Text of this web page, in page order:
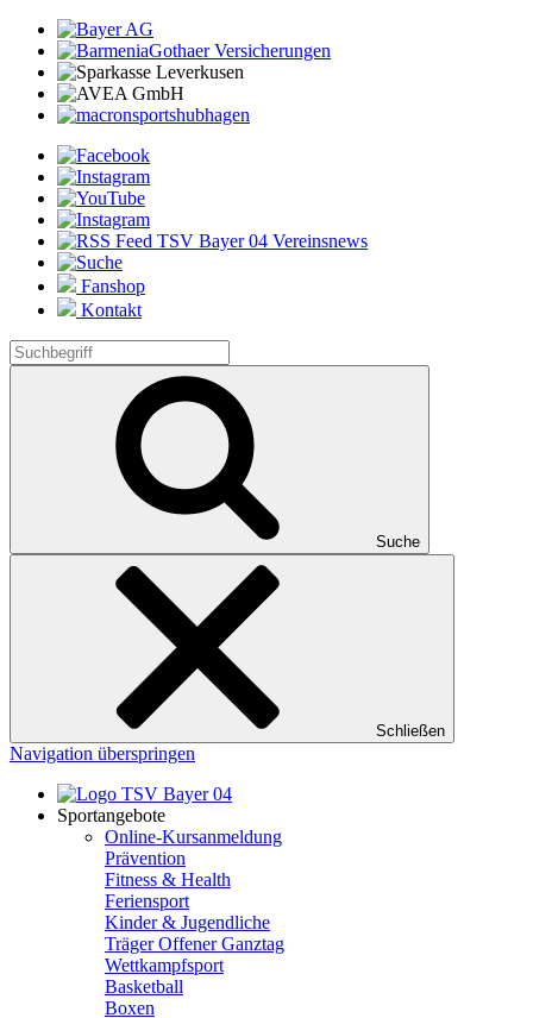
Fanshop
Kontakt
Suche
Schließen
Navigation überspringen
Sportangebote
Online-Kursanmeldung
Prävention
Fitness & Health
Feriensport
Kinder & Jugendliche
Träger Offener Ganztag
Wettkampfsport
Basketball
Boxen